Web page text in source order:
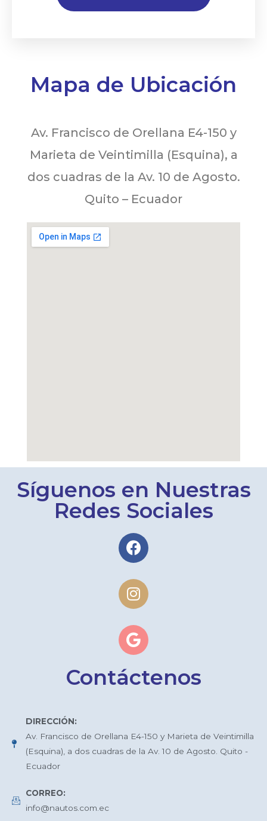
Mapa de Ubicación
Av. Francisco de Orellana E4-150 y
Marieta de Veintimilla (Esquina), a
dos cuadras de la Av. 10 de Agosto.
Quito – Ecuador
Síguenos en Nuestras
Redes Sociales
Contáctenos
DIRECCIÓN:
Av. Francisco de Orellana E4-150 y Marieta de Veintimilla
(Esquina), a dos cuadras de la Av. 10 de Agosto. Quito -
Ecuador
CORREO:
info@nautos.com.ec